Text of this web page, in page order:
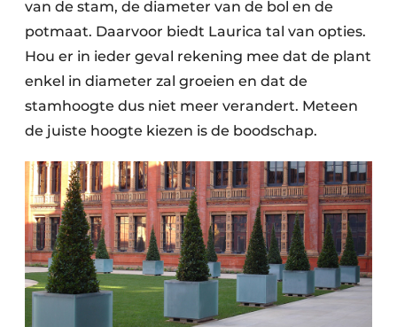
van de stam, de diameter van de bol en de
potmaat. Daarvoor biedt Laurica tal van opties.
Hou er in ieder geval rekening mee dat de plant
enkel in diameter zal groeien en dat de
stamhoogte dus niet meer verandert. Meteen
de juiste hoogte kiezen is de boodschap.